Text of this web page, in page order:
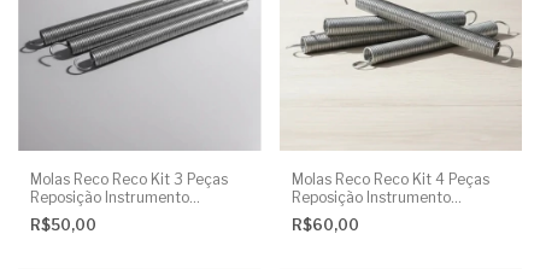
Molas Reco Reco Kit 3 Peças
Reposição Instrumento
Percussão
R$50,00
Molas Reco Reco Kit 4 Peças
Reposição Instrumento
Percussão
R$60,00